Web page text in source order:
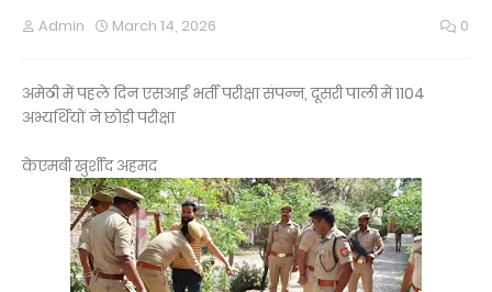
Admin March 14, 2026 0
अमेठी में पहले दिन एसआईं भर्ती परीक्षा संपन्न, दूसरी पाली में 1104
अभ्यर्थियों ने छोड़ी परीक्षा
केएमबी खुर्शीद अहमद